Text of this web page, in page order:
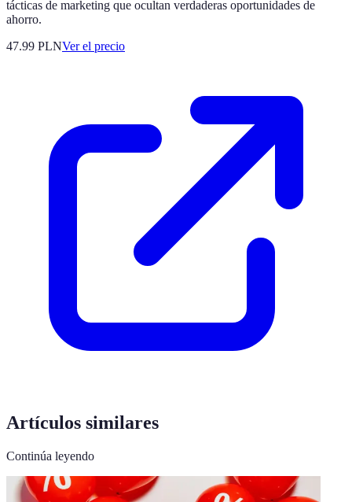
tácticas de marketing que ocultan verdaderas oportunidades de
ahorro.
47.99 PLNVer el precio
Artículos similares
Continúa leyendo